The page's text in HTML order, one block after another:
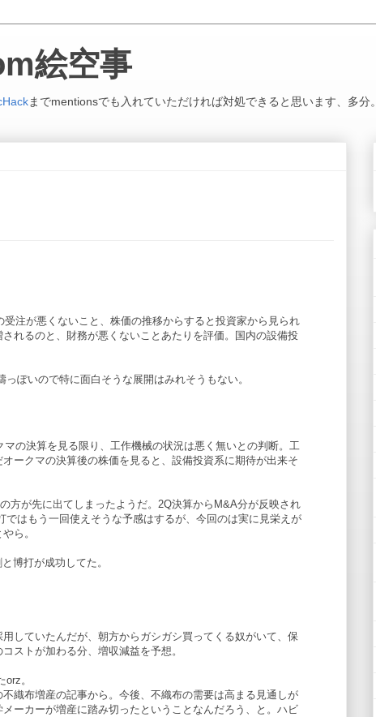
絵空事
までmentionsでも入れていただければ対処できると思います、多分。
注が悪くないこと、株価の推移からすると投資家から見られ
れるのと、財務が悪くないことあたりを評価。国内の設備投
ぽいので特に面白そうな展開はみれそうもない。
の決算を見る限り、工作機械の状況は悪く無いとの判断。工
ークマの決算後の株価を見ると、設備投資系に期待が出来そ
方が先に出てしまったようだ。2Q決算からM&A分が反映され
ではもう一回使えそうな予感はするが、今回のは実に見栄えが
ら。
博打が成功してた。
していたんだが、朝方からガシガシ買ってくる奴がいて、保
ストが加わる分、増収減益を予想。
。
織布増産の記事から。今後、不織布の需要は高まる見通しが
ーカーが増産に踏み切ったということなんだろう、と。ハビ